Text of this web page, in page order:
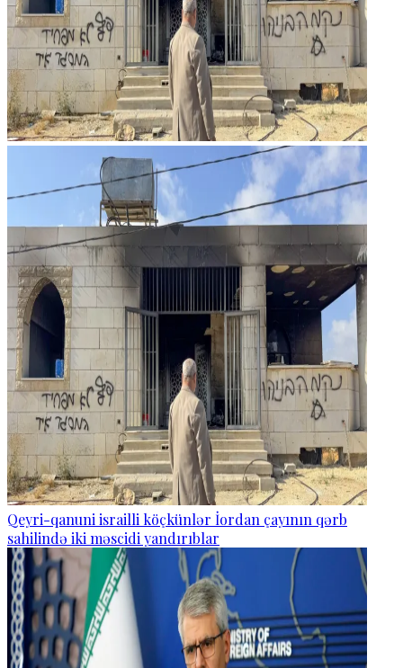
Qeyri-qanuni israilli köçkünlər İordan çayının qərb
sahilində iki məscidi yandırıblar